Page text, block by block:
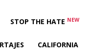
STOP THE HATE NEW
CALIFORNIA